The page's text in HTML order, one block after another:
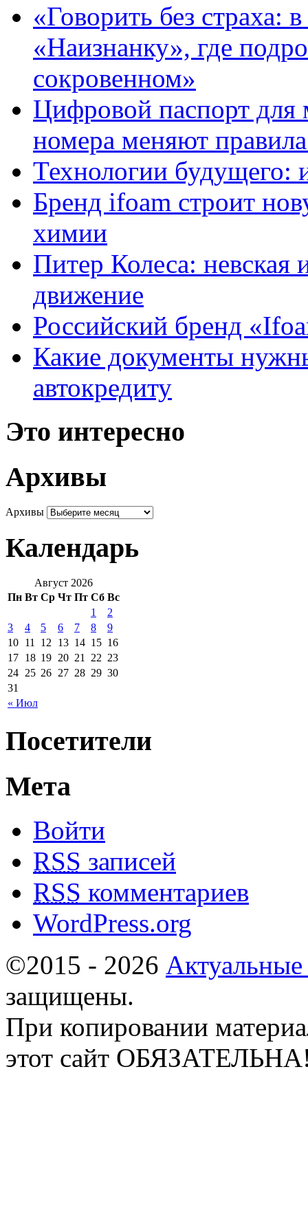
«Говорить без страха:
«Наизнанку», где
сокровенном»
Цифровой паспорт для
номера меняют
Технологии будущего:
Бренд ifoam строит
химии
Питер Колеса: невская
движение
Российский бренд
Какие документы
автокредиту
Это интересно
Архивы
Архивы
Календарь
Август 2026
Пн Вт Ср Чт Пт Сб Вс
« Июл
1
2
3
4 5 6 7 8
9
10 11 12 13 14 15 16
17 18 19 20 21 22 23
24 25 26 27 28 29 30
31
Посетители
Мета
Войти
RSS записей
RSS комментариев
WordPress.org
©2015 - 2026
защищены.
При копировании
этот сайт